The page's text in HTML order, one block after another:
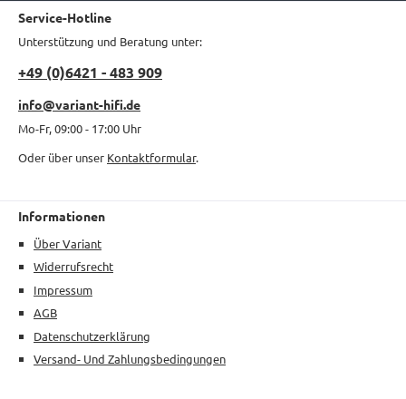
Service-Hotline
Unterstützung und Beratung unter:
+49 (0)6421 - 483 909
info@variant-hifi.de
Mo-Fr, 09:00 - 17:00 Uhr
Oder über unser Kontaktformular.
Informationen
Über Variant
Widerrufsrecht
Impressum
AGB
Datenschutzerklärung
Versand- Und Zahlungsbedingungen